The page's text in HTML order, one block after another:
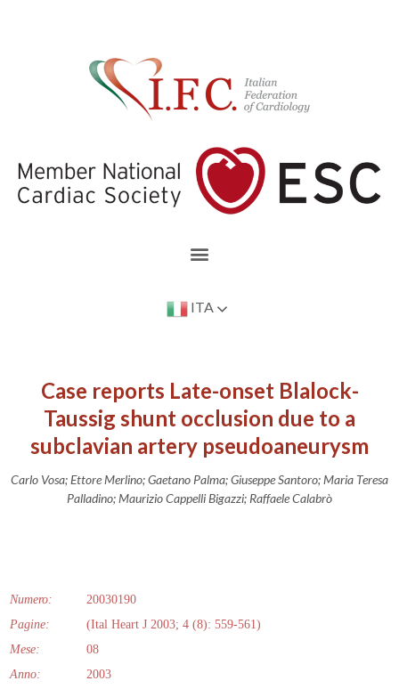
ITA
Case reports Late-onset Blalock-
Taussig shunt occlusion due to a
subclavian artery pseudoaneurysm
Carlo Vosa; Ettore Merlino; Gaetano Palma; Giuseppe Santoro; Maria Teresa
Palladino; Maurizio Cappelli Bigazzi; Raffaele Calabrò
Numero:
20030190
Pagine:
(Ital Heart J 2003; 4 (8): 559-561)
Mese:
08
Anno:
2003